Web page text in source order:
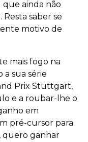
que ainda não
saber se
motivo de
mais fogo na
a sua série
Prix Stuttgart,
e a roubar-lhe o
em
pré-cursor para
quero ganhar